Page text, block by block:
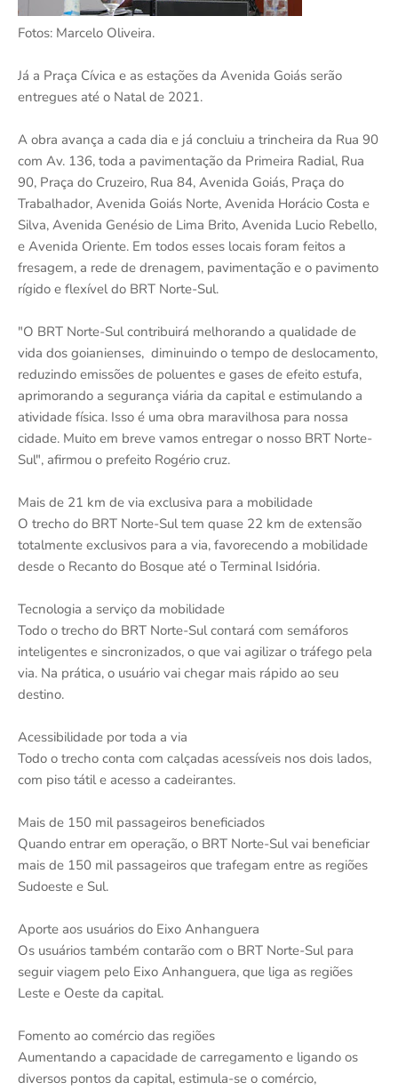
Fotos: Marcelo Oliveira.
Já a Praça Cívica e as estações da Avenida Goiás serão
entregues até o Natal de 2021.
A obra avança a cada dia e já concluiu a trincheira da Rua 90
com Av. 136, toda a pavimentação da Primeira Radial, Rua
90, Praça do Cruzeiro, Rua 84, Avenida Goiás, Praça do
Trabalhador, Avenida Goiás Norte, Avenida Horácio Costa e
Silva, Avenida Genésio de Lima Brito, Avenida Lucio Rebello,
e Avenida Oriente. Em todos esses locais foram feitos a
fresagem, a rede de drenagem, pavimentação e o pavimento
rígido e flexível do BRT Norte-Sul.
"O BRT Norte-Sul contribuirá melhorando a qualidade de
vida dos goianienses, diminuindo o tempo de deslocamento,
reduzindo emissões de poluentes e gases de efeito estufa,
aprimorando a segurança viária da capital e estimulando a
atividade física. Isso é uma obra maravilhosa para nossa
cidade. Muito em breve vamos entregar o nosso BRT Norte-
Sul", afirmou o prefeito Rogério cruz.
Mais de 21 km de via exclusiva para a mobilidade
O trecho do BRT Norte-Sul tem quase 22 km de extensão
totalmente exclusivos para a via, favorecendo a mobilidade
desde o Recanto do Bosque até o Terminal Isidória.
Tecnologia a serviço da mobilidade
Todo o trecho do BRT Norte-Sul contará com semáforos
inteligentes e sincronizados, o que vai agilizar o tráfego pela
via. Na prática, o usuário vai chegar mais rápido ao seu
destino.
Acessibilidade por toda a via
Todo o trecho conta com calçadas acessíveis nos dois lados,
com piso tátil e acesso a cadeirantes.
Mais de 150 mil passageiros beneficiados
Quando entrar em operação, o BRT Norte-Sul vai beneficiar
mais de 150 mil passageiros que trafegam entre as regiões
Sudoeste e Sul.
Aporte aos usuários do Eixo Anhanguera
Os usuários também contarão com o BRT Norte-Sul para
seguir viagem pelo Eixo Anhanguera, que liga as regiões
Leste e Oeste da capital.
Fomento ao comércio das regiões
Aumentando a capacidade de carregamento e ligando os
diversos pontos da capital, estimula-se o comércio,